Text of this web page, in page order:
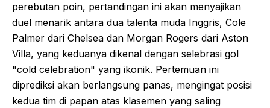
perebutan poin, pertandingan ini akan menyajikan
duel menarik antara dua talenta muda Inggris, Cole
Palmer dari Chelsea dan Morgan Rogers dari Aston
Villa, yang keduanya dikenal dengan selebrasi gol
"cold celebration" yang ikonik. Pertemuan ini
diprediksi akan berlangsung panas, mengingat posisi
kedua tim di papan atas klasemen yang saling